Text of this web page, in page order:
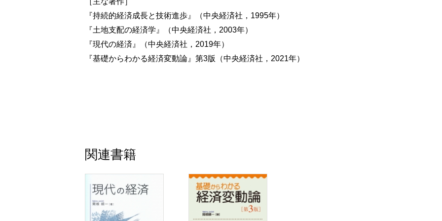
第6章 短期の供給関数
6‒1 長期と短期
6‒2 企業利潤の最大
6‒3 企業の貨幣利潤
6‒4 短期の供給関数
第8章 純粋交換経済
8‒3 消費者の資産選択
8‒4 貨幣の資産評価関数
8‒5 需要関数
『持続的経済成長と技術進歩』（中央経済社，1995年）
『土地支配の経済学』（中央経済社，2003年）
『現代の経済』（中央経済社，2019年）
『基礎からわかる経済変動論』第3版（中央経済社，2021年）
関連書籍